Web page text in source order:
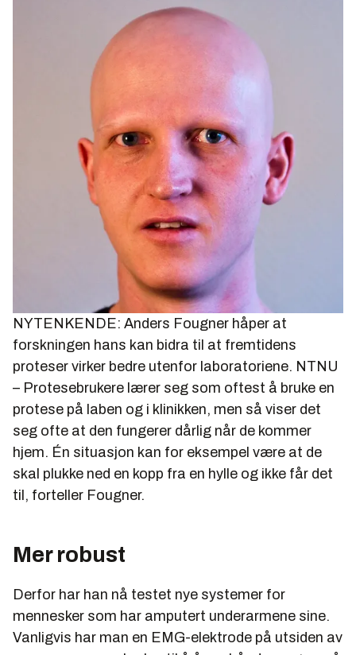
NYTENKENDE: Anders Fougner håper at
forskningen hans kan bidra til at fremtidens
proteser virker bedre utenfor laboratoriene. NTNU
– Protesebrukere lærer seg som oftest å bruke en
protese på laben og i klinikken, men så viser det
seg ofte at den fungerer dårlig når de kommer
hjem. Én situasjon kan for eksempel være at de
skal plukke ned en kopp fra en hylle og ikke får det
til, forteller Fougner.
Mer robust
Derfor har han nå testet nye systemer for
mennesker som har amputert underarmene sine.
Vanligvis har man en EMG-elektrode på utsiden av